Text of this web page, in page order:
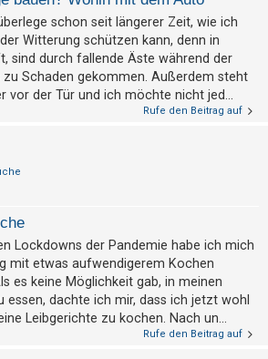
schon seit längerer Zeit, wie ich
Witterung schützen kann, denn in
sind durch fallende Äste während der
Schaden gekommen. Außerdem steht
vor der Tür und ich möchte nicht jed...
Rufe den Beitrag auf
Lockdowns der Pandemie habe ich mich
mit etwas aufwendigerem Kochen
es keine Möglichkeit gab, in meinen
essen, dachte ich mir, dass ich jetzt wohl
Leibgerichte zu kochen. Nach un...
Rufe den Beitrag auf